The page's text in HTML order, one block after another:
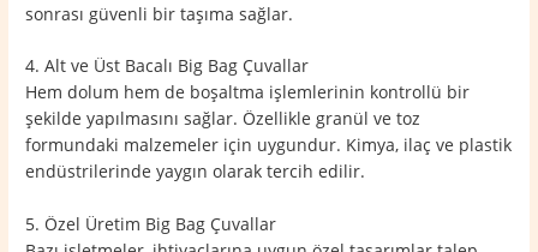
sonrası güvenli bir taşıma sağlar.
4. Alt ve Üst Bacalı Big Bag Çuvallar
Hem dolum hem de boşaltma işlemlerinin kontrollü bir
şekilde yapılmasını sağlar. Özellikle granül ve toz
formundaki malzemeler için uygundur. Kimya, ilaç ve plastik
endüstrilerinde yaygın olarak tercih edilir.
5. Özel Üretim Big Bag Çuvallar